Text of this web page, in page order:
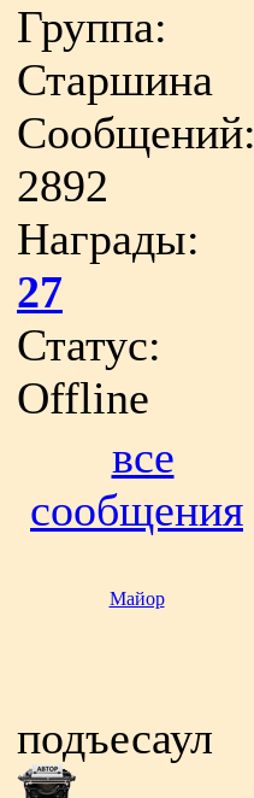
Группа:
Старшина
Сообщений:
2892
Награды:
27
Статус:
Offline
все
сообщения
Майор
подъесаул